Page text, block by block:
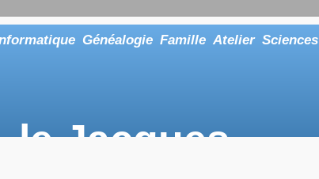
Généalogie Famille Atelier Sciences
le Jacques